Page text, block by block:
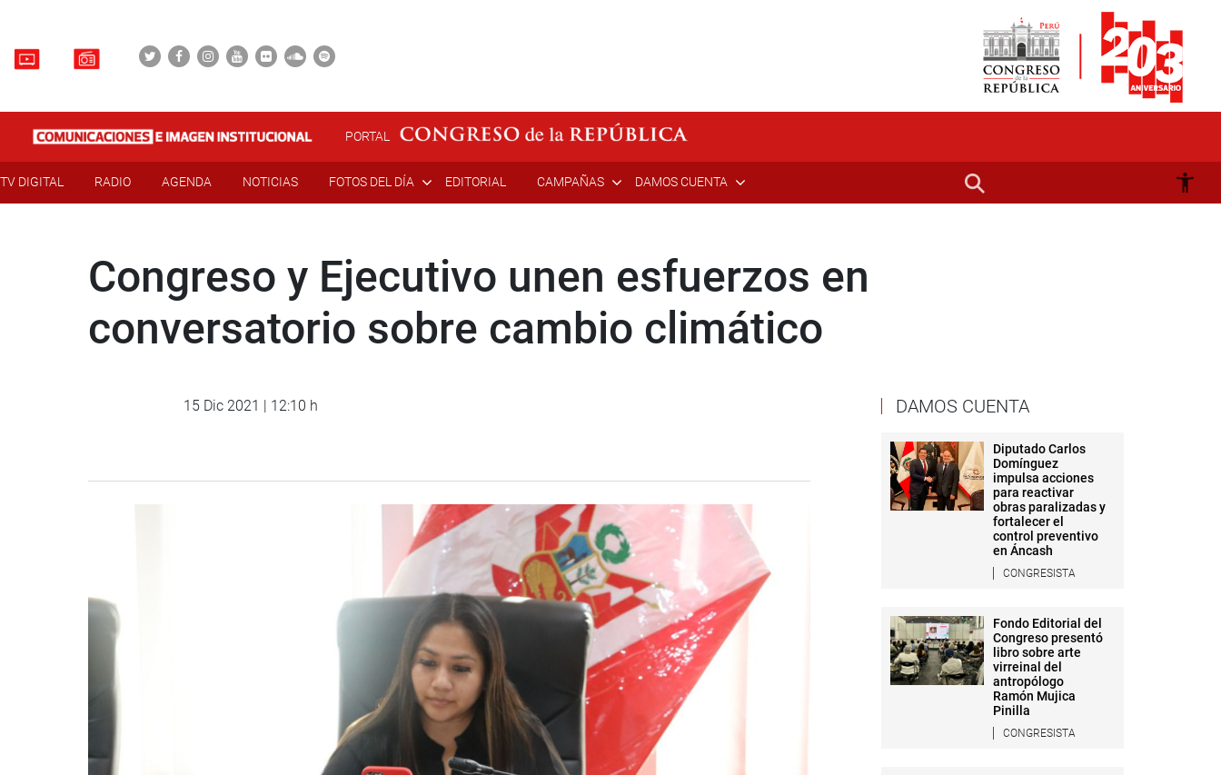
PORTAL
TV DIGITAL RADIO AGENDA NOTICIAS FOTOS DEL DÍA EDITORIAL CAMPAÑAS DAMOS CUENTA
Congreso y Ejecutivo unen esfuerzos en
conversatorio sobre cambio climático
15 Dic 2021 | 12:10 h DAMOS CUENTA
Diputado Carlos
Domínguez
impulsa acciones
para reactivar
obras paralizadas y
fortalecer el
control preventivo
en Áncash
CONGRESISTA
Fondo Editorial del
Congreso presentó
libro sobre arte
virreinal del
antropólogo
Ramón Mujica
Pinilla
CONGRESISTA